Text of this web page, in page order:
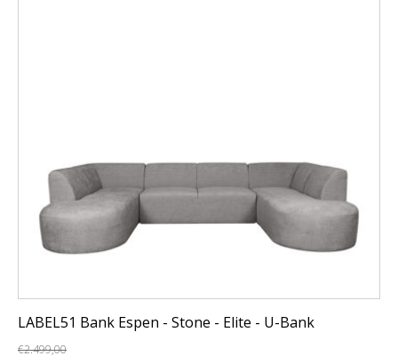
LABEL51 Bank Espen - Stone - Elite - U-Bank
€2.499,00